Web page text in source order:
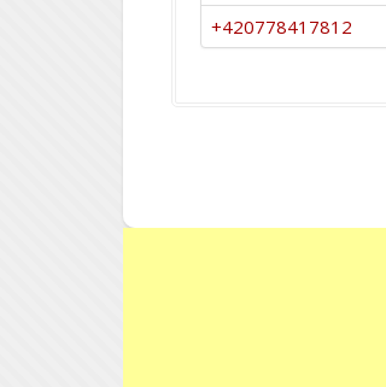
+420778417812